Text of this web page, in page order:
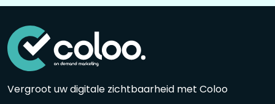
Vergroot uw digitale zichtbaarheid met Coloo